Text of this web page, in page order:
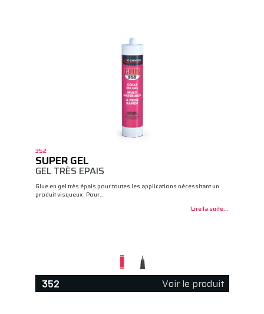
352
SUPER GEL
GEL TRÈS EPAIS
Glue en gel très épais pour toutes les applications nécessitant un
produit visqueux. Pour…
Lire la suite...
352 Voir le produit